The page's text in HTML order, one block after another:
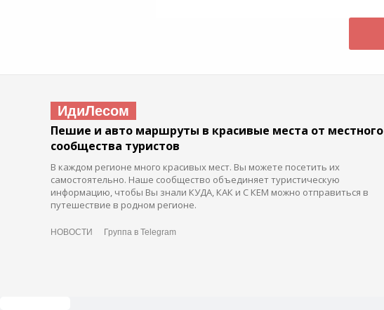
ИдиЛесом
Пешие и авто маршруты в красивые места от местного
сообщества туристов
В каждом регионе много красивых мест. Вы можете посетить их
самостоятельно. Наше сообщество объединяет туристическую
информацию, чтобы Вы знали КУДА, КАК и С КЕМ можно отправиться в
путешествие в родном регионе.
НОВОСТИ Группа в Telegram